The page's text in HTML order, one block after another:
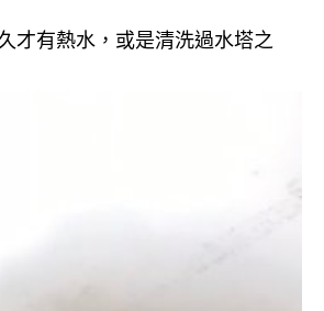
才有熱水，或是清洗過水塔之